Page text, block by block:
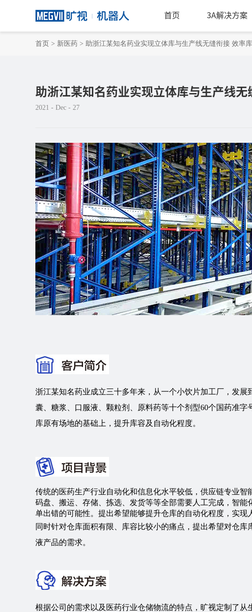
首页 3A解决方案
首页 > 新医药 > 助浙江某知名药业实现立体库与生产线无缝衔接 效率
助浙江某知名药业实现立体库与生产线无
2021 - Dec - 27
浙江某知名药业成立三十多年来，从一个小饮片加工厂，发
囊、糖浆、口服液、颗粒剂、原料药等十个剂型60个国药准
库原有场地的基础上，提升库容及自动化程度。
传统的医药生产行业自动化和信息化水平较低，供应链专业智
码盘、搬运、存储、拣选、发货等等全部需要人工完成，智
单出错的可能性。提出希望能够提升仓库的自动化程度，实现
同时针对仓库面积有限、库容比较小的痛点，提出希望对仓
液产品的需求。
根据公司的需求以及医药行业仓储物流的特点，旷视定制了